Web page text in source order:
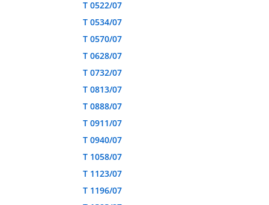
T 0522/07
T 0534/07
T 0570/07
T 0628/07
T 0732/07
T 0813/07
T 0888/07
T 0911/07
T 0940/07
T 1058/07
T 1123/07
T 1196/07